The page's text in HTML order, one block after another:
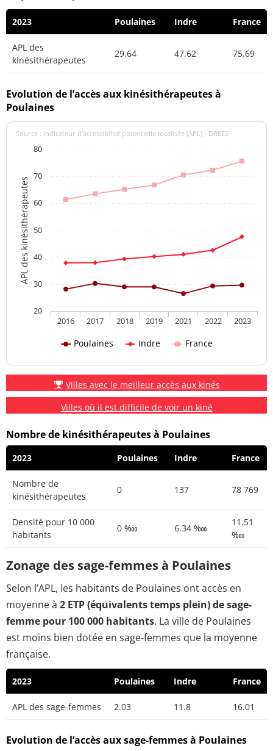
2023 Poulaines Indre France
APL des
kinésithérapeutes
29.64 47.62 75.69
Evolution de l’accès aux kinésithérapeutes à
Poulaines
APL des kinésithérapeutes
Source : indicateur d’accessibilité potentielle localisée (APL) - DREES
Poulaines Indre France
2016 2017 2018 2019 2021 2022 2023
20
30
40
50
60
70
80
Villes avec le meilleur accès aux kinés
Villes où il est difficile de voir un kiné
Nombre de kinésithérapeutes à Poulaines
2023 Poulaines Indre France
Nombre de
kinésithérapeutes
0 137 78 769
Densité pour 10 000
habitants
0 ‱ 6.34 ‱
11.51
‱
Zonage des sage-femmes à Poulaines
Selon l’APL, les habitants de Poulaines ont accès en
moyenne à 2 ETP (équivalents temps plein) de sage-
femme pour 100 000 habitants. La ville de Poulaines
est moins bien dotée en sage-femmes que la moyenne
française.
2023 Poulaines Indre France
APL des sage-femmes 2.03 11.8 16.01
Evolution de l’accès aux sage-femmes à Poulaines